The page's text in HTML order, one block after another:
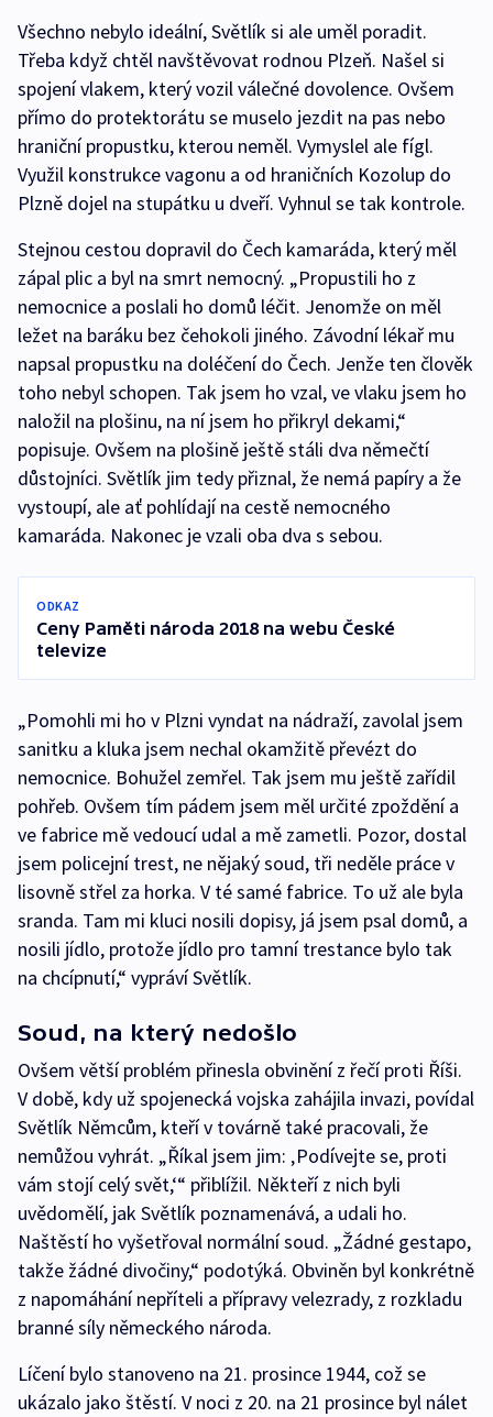
Všechno nebylo ideální, Světlík si ale uměl poradit.
Třeba když chtěl navštěvovat rodnou Plzeň. Našel si
spojení vlakem, který vozil válečné dovolence. Ovšem
přímo do protektorátu se muselo jezdit na pas nebo
hraniční propustku, kterou neměl. Vymyslel ale fígl.
Využil konstrukce vagonu a od hraničních Kozolup do
Plzně dojel na stupátku u dveří. Vyhnul se tak kontrole.
Stejnou cestou dopravil do Čech kamaráda, který měl
zápal plic a byl na smrt nemocný. „Propustili ho z
nemocnice a poslali ho domů léčit. Jenomže on měl
ležet na baráku bez čehokoli jiného. Závodní lékař mu
napsal propustku na doléčení do Čech. Jenže ten člověk
toho nebyl schopen. Tak jsem ho vzal, ve vlaku jsem ho
naložil na plošinu, na ní jsem ho přikryl dekami,“
popisuje. Ovšem na plošině ještě stáli dva němečtí
důstojníci. Světlík jim tedy přiznal, že nemá papíry a že
vystoupí, ale ať pohlídají na cestě nemocného
kamaráda. Nakonec je vzali oba dva s sebou.
ODKAZ
Ceny Paměti národa 2018 na webu České
televize
„Pomohli mi ho v Plzni vyndat na nádraží, zavolal jsem
sanitku a kluka jsem nechal okamžitě převézt do
nemocnice. Bohužel zemřel. Tak jsem mu ještě zařídil
pohřeb. Ovšem tím pádem jsem měl určité zpoždění a
ve fabrice mě vedoucí udal a mě zametli. Pozor, dostal
jsem policejní trest, ne nějaký soud, tři neděle práce v
lisovně střel za horka. V té samé fabrice. To už ale byla
sranda. Tam mi kluci nosili dopisy, já jsem psal domů, a
nosili jídlo, protože jídlo pro tamní trestance bylo tak
na chcípnutí,“ vypráví Světlík.
Soud, na který nedošlo
Ovšem větší problém přinesla obvinění z řečí proti Říši.
V době, kdy už spojenecká vojska zahájila invazi, povídal
Světlík Němcům, kteří v továrně také pracovali, že
nemůžou vyhrát. „Říkal jsem jim: ‚Podívejte se, proti
vám stojí celý svět,‘“ přiblížil. Někteří z nich byli
uvědomělí, jak Světlík poznamenává, a udali ho.
Naštěstí ho vyšetřoval normální soud. „Žádné gestapo,
takže žádné divočiny,“ podotýká. Obviněn byl konkrétně
z napomáhání nepříteli a přípravy velezrady, z rozkladu
branné síly německého národa.
Líčení bylo stanoveno na 21. prosince 1944, což se
ukázalo jako štěstí. V noci z 20. na 21 prosince byl nálet